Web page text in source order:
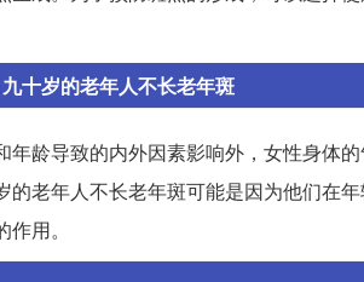
十岁的老年人不长老年斑
龄导致的内外因素影响外，女性身体
老年人不长老年斑可能是因为他们在
用。